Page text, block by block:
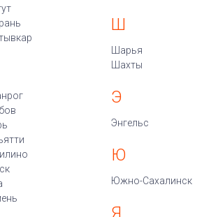
Ш
Шарья
Шахты
Э
Энгельс
Ю
Южно-Сахалинск
Я